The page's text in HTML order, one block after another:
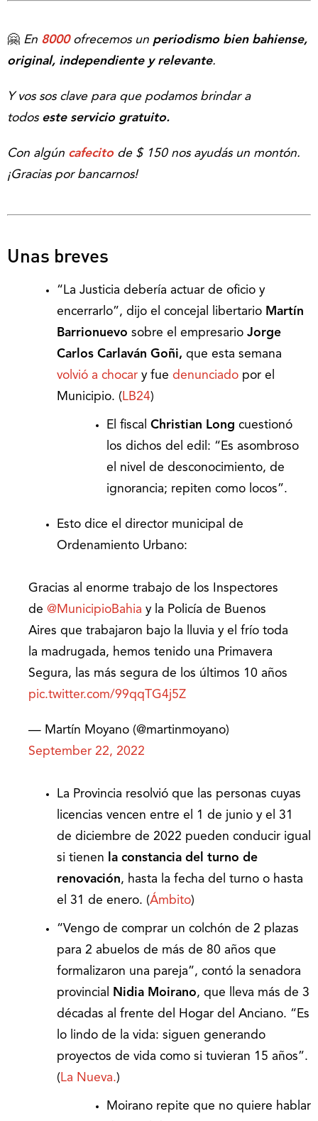
🤗 En 8000ofrecemos un periodismo bien bahiense,
original, independiente y relevante.
Y vos sos clave para que podamos brindar a
todos este servicio gratuito.
Con algún cafecito de $ 150 nos ayudás un montón.
¡Gracias por bancarnos!
Unas breves
“La Justicia debería actuar de oficio y
encerrarlo”, dijo el concejal libertario Martín
Barrionuevo sobre el empresario Jorge
Carlos Carlaván Goñi, que esta semana
volvió a chocar y fue denunciado por el
Municipio. ( LB24)
El fiscal Christian Long cuestionó
los dichos del edil: “Es asombroso
el nivel de desconocimiento, de
ignorancia; repiten como locos”.
Esto dice el director municipal de
Ordenamiento Urbano:
Gracias al enorme trabajo de los Inspectores
de @MunicipioBahia y la Policía de Buenos
Aires que trabajaron bajo la lluvia y el frío toda
la madrugada, hemos tenido una Primavera
Segura, las más segura de los últimos 10 años
pic.twitter.com/99qqTG4j5Z
— Martín Moyano (@martinmoyano)
September 22, 2022
La Provincia resolvió que las personas cuyas
licencias vencen entre el 1 de junio y el 31
de diciembre de 2022 pueden conducir igual
si tienen
la constancia del turno de
renovación, hasta la fecha del turno o hasta
el 31 de enero. (Ámbito)
“Vengo de comprar un colchón de 2 plazas
para 2 abuelos de más de 80 años que
formalizaron una pareja”, contó la senadora
provincial
Nidia Moirano, que lleva más de 3
décadas al frente del Hogar del Anciano. “Es
lo lindo de la vida: siguen generando
proyectos de vida como si tuvieran 15 años”.
( La Nueva.)
Moirano repite que no quiere hablar